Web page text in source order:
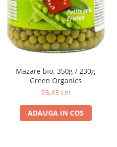
Mazare bio, 350g / 230g
Green Organics
23,43 Lei
ADAUGA IN COS